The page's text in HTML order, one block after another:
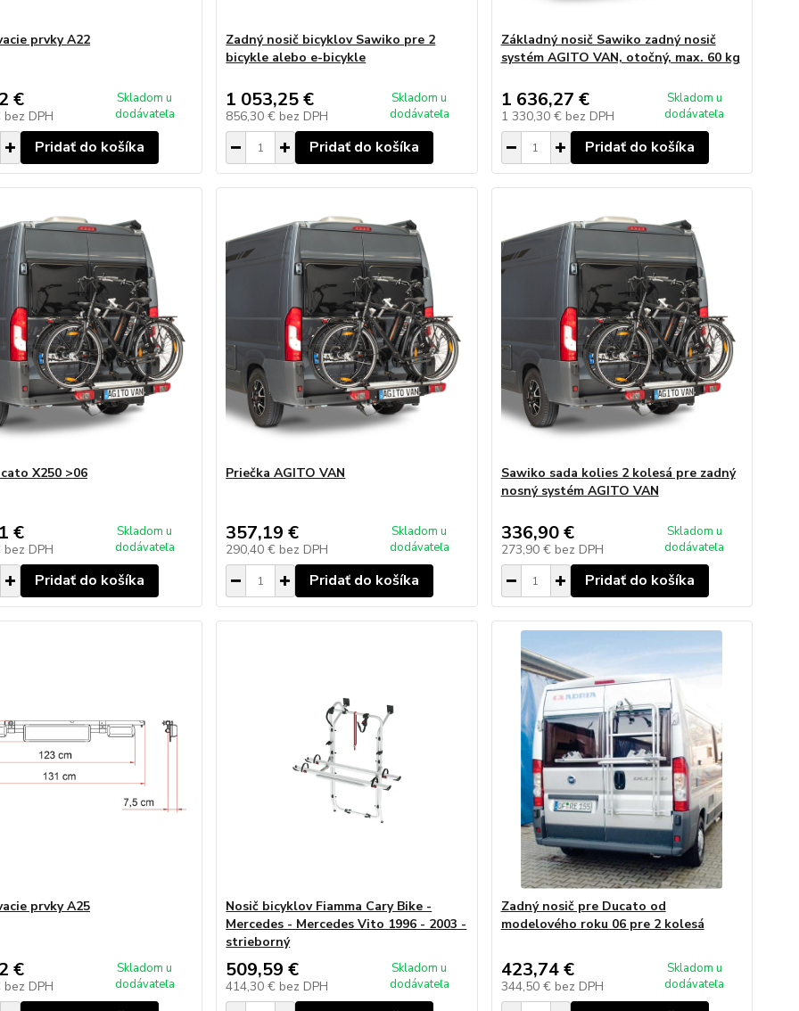
prvky A22
€
bez DPH
Skladom u
dodávateľa
Pridať do košíka
Zadný nosič bicyklov Sawiko pre 2
bicykle alebo e-bicykle
1 053,25 €
856,30 € bez DPH
Skladom u
dodávateľa
Pridať do košíka
Základný nosič Sawiko zadný nosič
systém AGITO VAN, otočný, max. 60 kg
1 636,27 €
1 330,30 € bez DPH
Skladom u
dodávateľa
Pridať do košíka
X250 >06
€
bez DPH
Skladom u
dodávateľa
Pridať do košíka
Priečka AGITO VAN
357,19 €
290,40 € bez DPH
Skladom u
dodávateľa
Pridať do košíka
Sawiko sada kolies 2 kolesá pre zadný
nosný systém AGITO VAN
336,90 €
273,90 € bez DPH
Skladom u
dodávateľa
Pridať do košíka
prvky A25
€
bez DPH
Skladom u
dodávateľa
Nosič bicyklov Fiamma Cary Bike -
Mercedes - Mercedes Vito 1996 - 2003 -
strieborný
509,59 €
414,30 € bez DPH
Skladom u
dodávateľa
Zadný nosič pre Ducato od
modelového roku 06 pre 2 kolesá
423,74 €
344,50 € bez DPH
Skladom u
dodávateľa